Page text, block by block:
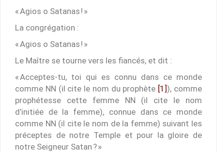
« Agios o Satanas ! »
La congrégation :
« Agios o Satanas ! »
Le Maître se tourne vers les fiancés, et dit :
« Acceptes-tu, toi qui es connu dans ce monde
comme NN (il cite le nom du prophète [1]), comme
prophétesse cette femme NN (il cite le nom
d’initiée de la femme), connue dans ce monde
comme NN (il cite le nom de la femme) suivant les
préceptes de notre Temple et pour la gloire de
notre Seigneur Satan ? »